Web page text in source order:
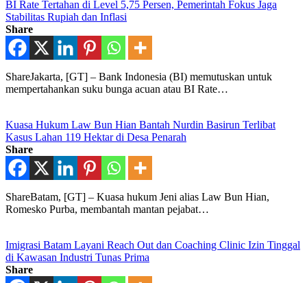
BI Rate Tertahan di Level 5,75 Persen, Pemerintah Fokus Jaga
Stabilitas Rupiah dan Inflasi
Share
ShareJakarta, [GT] – Bank Indonesia (BI) memutuskan untuk
mempertahankan suku bunga acuan atau BI Rate…
Kuasa Hukum Law Bun Hian Bantah Nurdin Basirun Terlibat
Kasus Lahan 119 Hektar di Desa Penarah
Share
ShareBatam, [GT] – Kuasa hukum Jeni alias Law Bun Hian,
Romesko Purba, membantah mantan pejabat…
Imigrasi Batam Layani Reach Out dan Coaching Clinic Izin Tinggal
di Kawasan Industri Tunas Prima
Share